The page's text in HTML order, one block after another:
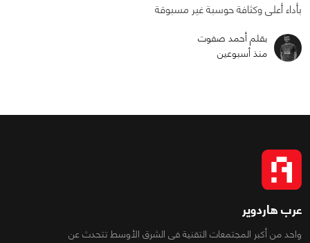
بأداء أعلى وكثافة حوسبة غير مسبوقة
بقلم أحمد صفوت
منذ أسبوعين
عرب هاردوير
واحد من أكبر المجتمعات التقنية فى الشرق الأوسط تتحدث عن